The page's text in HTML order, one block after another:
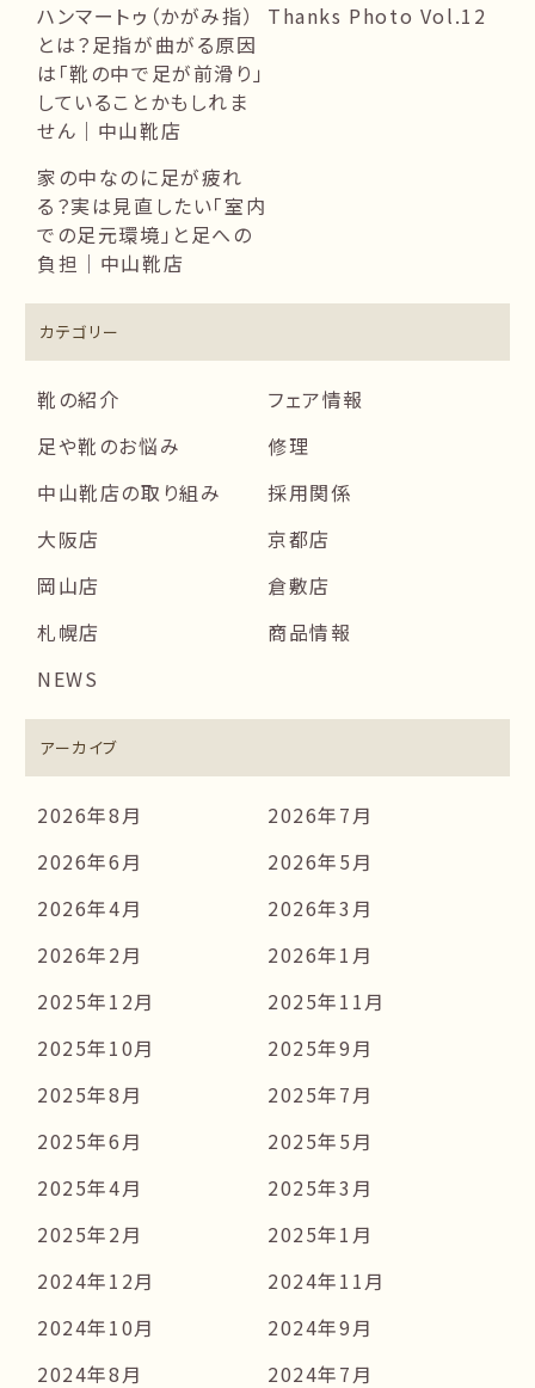
ハンマートゥ（かがみ指）
とは？足指が曲がる原因
は「靴の中で足が前滑り」
していることかもしれま
せん｜中山靴店
Thanks Photo Vol.12
家の中なのに足が疲れ
る？実は見直したい「室内
での足元環境」と足への
負担｜中山靴店
カテゴリー
靴の紹介
フェア情報
足や靴のお悩み
修理
中山靴店の取り組み
採用関係
大阪店
京都店
岡山店
倉敷店
札幌店
商品情報
NEWS
アーカイブ
2026年8月
2026年7月
2026年6月
2026年5月
2026年4月
2026年3月
2026年2月
2026年1月
2025年12月
2025年11月
2025年10月
2025年9月
2025年8月
2025年7月
2025年6月
2025年5月
2025年4月
2025年3月
2025年2月
2025年1月
2024年12月
2024年11月
2024年10月
2024年9月
2024年8月
2024年7月